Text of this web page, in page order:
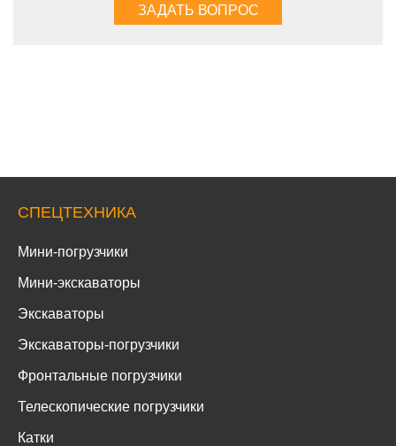
СПЕЦТЕХНИКА
Мини-погрузчики
Мини-экскаваторы
Экскаваторы
Экскаваторы-погрузчики
Фронтальные погрузчики
Телескопические погрузчики
Катки